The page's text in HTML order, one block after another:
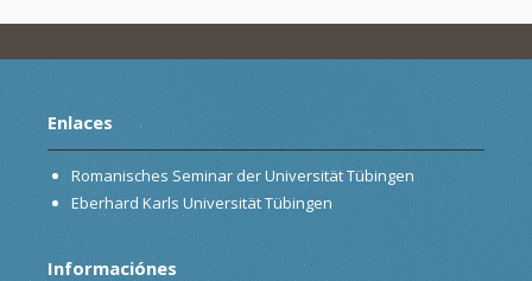
Enlaces
Romanisches Seminar der Universität Tübingen
Eberhard Karls Universität Tübingen
Informaciónes